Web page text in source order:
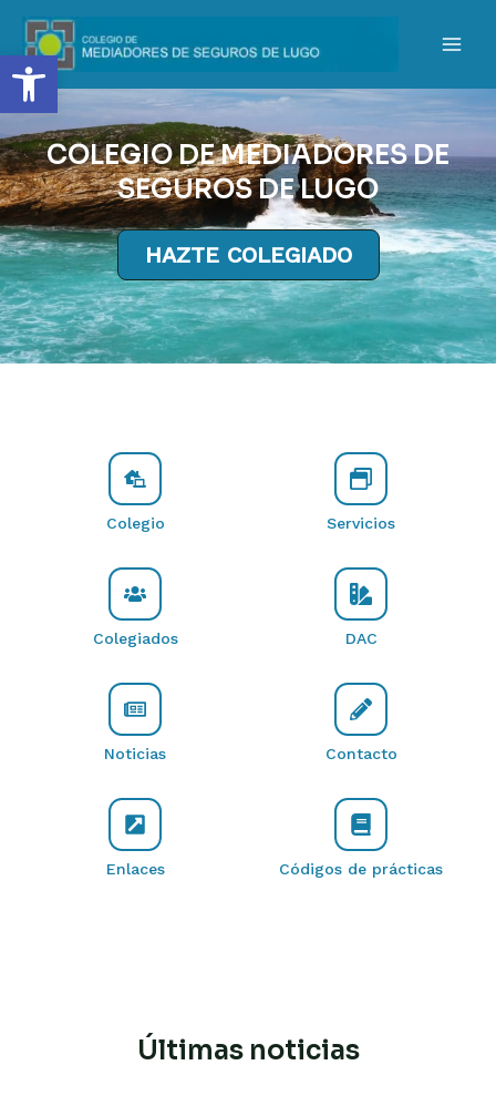
Open toolbar
COLEGIO DE MEDIADORES DE
SEGUROS DE LUGO
HAZTE COLEGIADO
Colegio Servicios
Colegiados DAC
Noticias Contacto
Enlaces Códigos de prácticas
Últimas noticias